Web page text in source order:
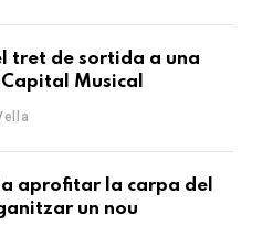
tret de sortida a una
Musical
aprofitar la carpa del
un nou